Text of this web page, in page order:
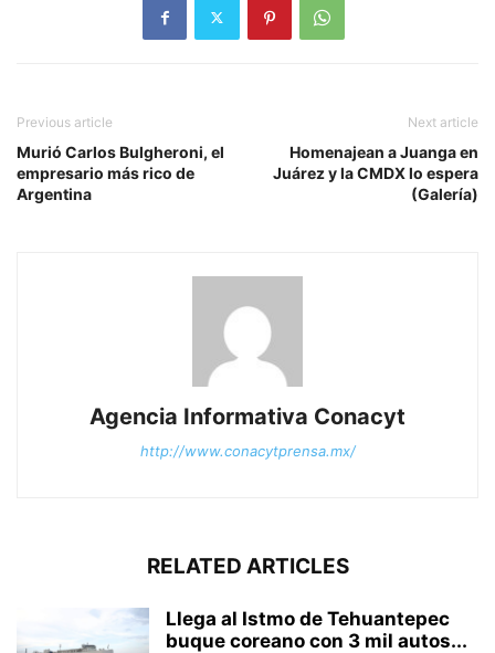
Previous article
Murió Carlos Bulgheroni, el
empresario más rico de
Argentina
Next article
Homenajean a Juanga en
Juárez y la CMDX lo espera
(Galería)
Agencia Informativa Conacyt
http://www.conacytprensa.mx/
RELATED ARTICLES
Llega al Istmo de Tehuantepec
buque coreano con 3 mil autos...